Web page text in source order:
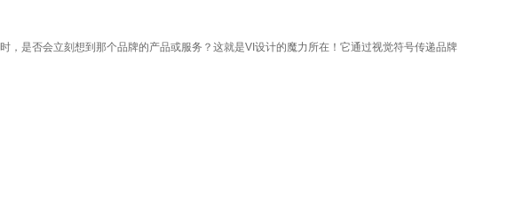
是否会立刻想到那个品牌的产品或服务？这就是VI设计的魔力所在！它通过视觉符号传递品牌